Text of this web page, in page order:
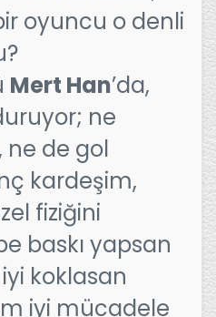
oyuncu o denli
Mert Han’da,
ne
ne de gol
kardeşim,
fiziğini
baskı yapsan
koklasan
iyi mücadele